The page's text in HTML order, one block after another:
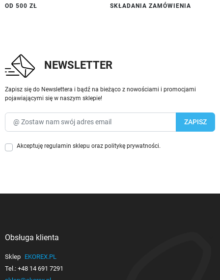
OD 500 ZŁ
SKŁADANIA ZAMÓWIENIA
NEWSLETTER
Zapisz się do Newslettera i bądź na bieżąco z nowościami i promocjami
pojawiającymi się w naszym sklepie!
Akceptuję regulamin sklepu oraz politykę prywatności.
Obsługa klienta
Sklep EKOREX.PL
Tel.: +48 14 691 7291